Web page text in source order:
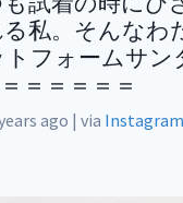
私。そんなわ
フォームサン
＝＝＝＝＝
ago | via Instagram